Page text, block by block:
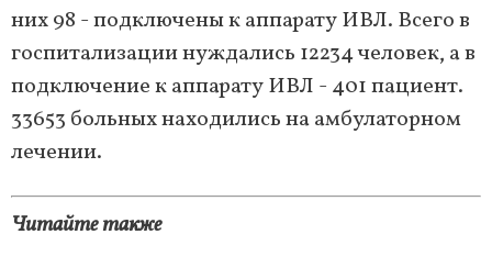
них 98 - подключены к аппарату ИВЛ. Всего в
госпитализации нуждались 12234 человек, а в
подключение к аппарату ИВЛ - 401 пациент.
33653 больных находились на амбулаторном
лечении.
Читайте также